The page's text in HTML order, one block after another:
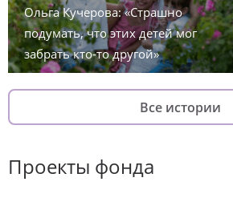
Ольга Кучерова: «Страшно
подумать, что этих детей мог
забрать кто-то другой»
Все истории
Проекты фонда